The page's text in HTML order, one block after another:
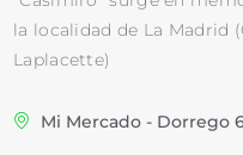
la localidad de La Madrid
Laplacette)
Mi Mercado - Dorrego